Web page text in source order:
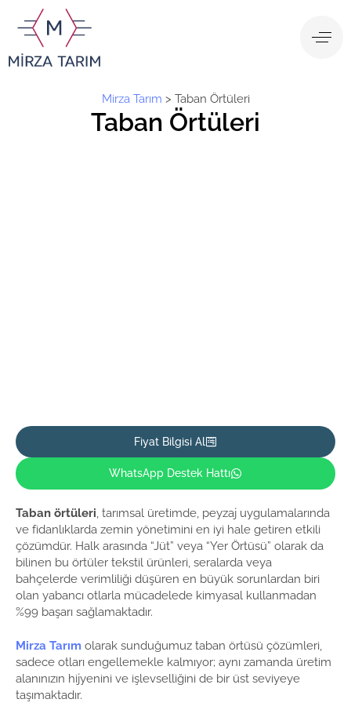
Mirza Tarım > Taban Örtüleri
Taban Örtüleri
Taban örtüleri, tarımsal üretimde, peyzaj uygulamalarında
ve fidanlıklarda zemin yönetimini en iyi hale getiren etkili
çözümdür. Halk arasında “Jüt” veya “Yer Örtüsü” olarak da
bilinen bu örtüler tekstil ürünleri, seralarda veya
bahçelerde verimliliği düşüren en büyük sorunlardan biri
olan yabancı otlarla mücadelede kimyasal kullanmadan
%99 başarı sağlamaktadır.
Mirza Tarım olarak sunduğumuz taban örtüsü çözümleri,
sadece otları engellemekle kalmıyor; aynı zamanda üretim
alanınızın hijyenini ve işlevselliğini de bir üst seviyeye
taşımaktadır.
Fiyat Bilgisi Al
WhatsApp Destek Hattı